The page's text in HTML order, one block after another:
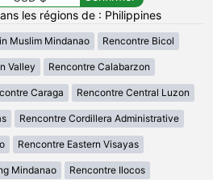
les régions de : Philippines
Muslim Mindanao Rencontre Bicol
Valley Rencontre Calabarzon
Caraga Rencontre Central Luzon
Rencontre Cordillera Administrative
Rencontre Eastern Visayas
Mindanao Rencontre Ilocos